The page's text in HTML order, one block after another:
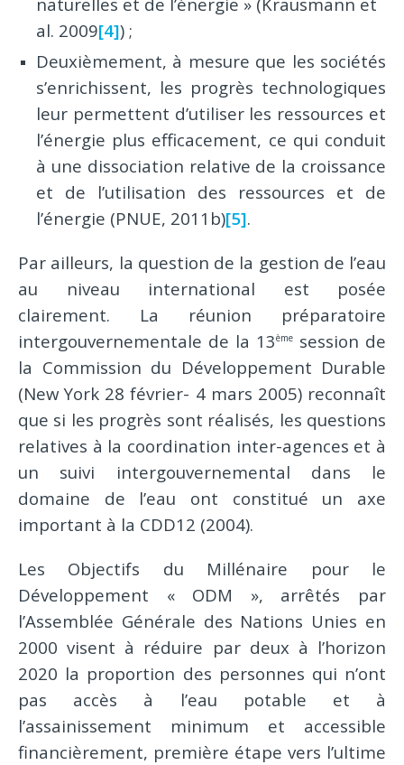
al. 2009[4]) ;
Deuxièmement, à mesure que les sociétés
s’enrichissent, les progrès technologiques
leur permettent d’utiliser les ressources et
l’énergie plus efficacement, ce qui conduit
à une dissociation relative de la croissance
et de l’utilisation des ressources et de
l’énergie (PNUE, 2011b)[5].
Par ailleurs, la question de la gestion de l’eau
au niveau international est posée
clairement. La réunion préparatoire
intergouvernementale de la 13ème session de
la Commission du Développement Durable
(New York 28 février- 4 mars 2005) reconnaît
que si les progrès sont réalisés, les questions
relatives à la coordination inter-agences et à
un suivi intergouvernemental dans le
domaine de l’eau ont constitué un axe
important à la CDD12 (2004).
Les Objectifs du Millénaire pour le
Développement « ODM », arrêtés par
l’Assemblée Générale des Nations Unies en
2000 visent à réduire par deux à l’horizon
2020 la proportion des personnes qui n’ont
pas accès à l’eau potable et à
l’assainissement minimum et accessible
financièrement, première étape vers l’ultime